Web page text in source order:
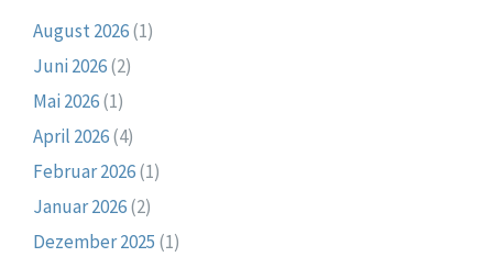
August 2026(1)
Juni 2026(2)
Mai 2026(1)
April 2026(4)
Februar 2026(1)
Januar 2026(2)
Dezember 2025 (1)